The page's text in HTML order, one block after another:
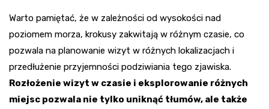
Warto pamiętać, że w zależności od wysokości nad
poziomem morza, krokusy zakwitają w różnym czasie, co
pozwala na planowanie wizyt w różnych lokalizacjach i
przedłużenie przyjemności podziwiania tego zjawiska.
Rozłożenie wizyt w czasie i eksplorowanie różnych
miejsc pozwala nie tylko uniknąć tłumów, ale także